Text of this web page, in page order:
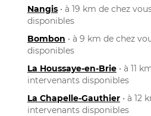
Nangis • à 19 km de chez
disponibles
Bombon • à 9 km de chez
disponibles
La Houssaye-en-Brie • à 11
intervenants disponibles
La Chapelle-Gauthier • à 12
intervenants disponibles